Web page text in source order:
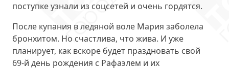
поступке узнали из соцсетей и очень гордятся.
После купания в ледяной воле Мария заболела
бронхитом. Но счастлива, что жива. И уже
планирует, как вскоре будет праздновать свой
69-й день рождения с Рафаэлем и их